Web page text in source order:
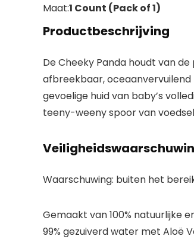
Maat:1 Count (Pack of 1)
Productbeschrijving
De Cheeky Panda houdt van
afbreekbaar, oceaanvervuilend
gevoelige huid van baby’s
teeny-weeny spoor van
Waarschuwing: buiten het
Gemaakt van 100% natuurlijke
99% gezuiverd water met Aloë